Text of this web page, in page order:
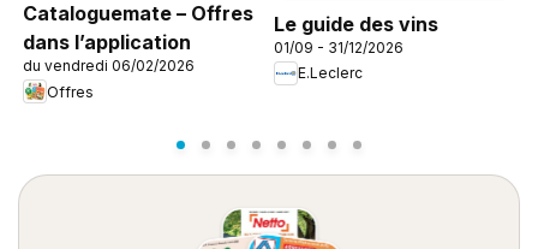
Cataloguemate – Offres
dans l’application
du vendredi 06/02/2026
Offres
Le guide des vins
01/09 - 31/12/2026
E.Leclerc